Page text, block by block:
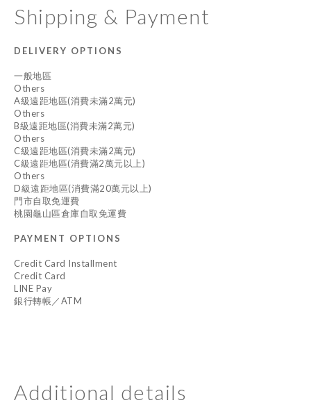
Shipping & Payment
DELIVERY OPTIONS
一般地區
Others
A級遠距地區(消費未滿2萬元)
Others
B級遠距地區(消費未滿2萬元)
Others
C級遠距地區(消費未滿2萬元)
C級遠距地區(消費滿2萬元以上)
Others
D級遠距地區(消費滿20萬元以上)
門市自取免運費
桃園龜山區倉庫自取免運費
PAYMENT OPTIONS
Credit Card Installment
Credit Card
LINE Pay
銀行轉帳／ATM
Additional details